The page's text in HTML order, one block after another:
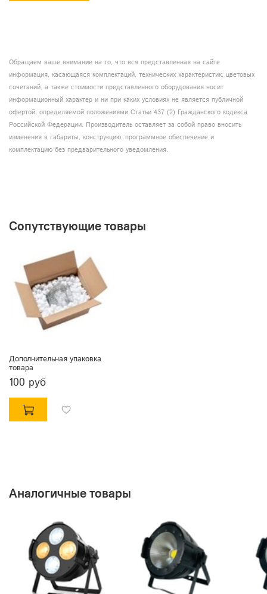
Cooling System:Air cooling, Box heat Conduction
Shell Material:Die-cast Aluminum
Product Color:Black
Long Lifespan LEDs(more than 60,000 hours)
Обращаем ваше внимание на то, что вся представленная на сайте
информация, касающаяся комплектаций, технических характеристик, цветовых
сочетаний, а также стоимости представленного оборудования носит
информационный характер и ни при каких условиях не является публичной
офертой, определяемой положениями Статьи 437 (2) Гражданского кодекса
Российской Федерации. Производитель оставляет за собой право вносить
изменения в габариты, конструкцию, программное обеспечение и
комплектацию без предварительного уведомления.
Сопутствующие товары
Дополнительная упаковка
товара
100 руб
Аналогичные товары